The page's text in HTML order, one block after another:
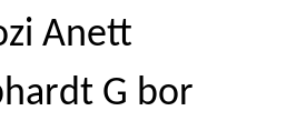
Anett
G